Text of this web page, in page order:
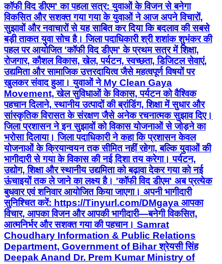
कॉफी विद डीएम' का पहला सत्र: युवाओं के विजन से बनेगा
विकसित और सशक्त गया गया के युवाओं ने आज अपने विचारों,
सुझावों और नवाचारों से यह साबित कर दिया कि बदलाव की सबसे
बड़ी ताकत युवा सोच है। जिला पदाधिकारी श्री शशांक शुभंकर की
पहल पर आयोजित 'कॉफी विद डीएम' के प्रथम सत्र में शिक्षा,
रोजगार, कौशल विकास, खेल, पर्यटन, स्वच्छता, डिजिटल सेवाएं,
उद्यमिता और सामाजिक उत्तरदायित्व जैसे महत्वपूर्ण विषयों पर
खुलकर संवाद हुआ। युवाओं ने My Clean Gaya
Movement, खेल सुविधाओं के विकास, पर्यटन को वैश्विक
पहचान दिलाने, स्थानीय उत्पादों की ब्रांडिंग, शिक्षा में सुधार और
सांस्कृतिक विरासत के संरक्षण जैसे अनेक रचनात्मक सुझाव दिए।
जिला प्रशासन ने इन सुझावों को विकास योजनाओं से जोड़ने का
भरोसा दिलाया। जिला पदाधिकारी ने कहा कि प्रशासन केवल
योजनाओं के क्रियान्वयन तक सीमित नहीं रहेगा, बल्कि युवाओं की
भागीदारी से गया के विकास की नई दिशा तय करेगा। पर्यटन,
उद्योग, शिक्षा और स्थानीय उद्यमिता को बढ़ावा देकर गया को नई
ऊंचाइयों तक ले जाने का लक्ष्य है। 'कॉफी विद डीएम' अब प्रत्येक
बुधवार एवं शनिवार आयोजित किया जाएगा। अपनी भागीदारी
सुनिश्चित करें: https://Tinyurl.com/DMgaya आपका
विचार, आपका विजन और आपकी भागीदारी—बनेगी विकसित,
आत्मनिर्भर और सशक्त गया की पहचान। Samrat
Choudhary Information & Public Relations
Department, Government of Bihar श्रेयसी सिंह
Deepak Anand Dr. Prem Kumar Ministry of